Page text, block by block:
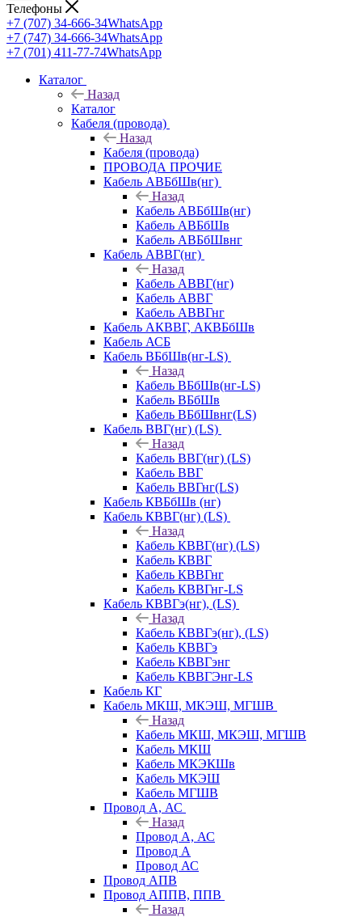
Телефоны
+7 (707) 34-666-34WhatsApp
+7 (747) 34-666-34WhatsApp
+7 (701) 411-77-74WhatsApp
Каталог
Назад
Каталог
Кабеля (провода)
Назад
Кабеля (провода)
ПРОВОДА ПРОЧИЕ
Кабель АВБбШв(нг)
Назад
Кабель АВБбШв(нг)
Кабель АВБбШв
Кабель АВБбШвнг
Кабель АВВГ(нг)
Назад
Кабель АВВГ(нг)
Кабель АВВГ
Кабель АВВГнг
Кабель АКВВГ, АКВБбШв
Кабель АСБ
Кабель ВБбШв(нг-LS)
Назад
Кабель ВБбШв(нг-LS)
Кабель ВБбШв
Кабель ВБбШвнг(LS)
Кабель ВВГ(нг) (LS)
Назад
Кабель ВВГ(нг) (LS)
Кабель ВВГ
Кабель ВВГнг(LS)
Кабель КВБбШв (нг)
Кабель КВВГ(нг) (LS)
Назад
Кабель КВВГ(нг) (LS)
Кабель КВВГ
Кабель КВВГнг
Кабель КВВГнг-LS
Кабель КВВГэ(нг), (LS)
Назад
Кабель КВВГэ(нг), (LS)
Кабель КВВГэ
Кабель КВВГэнг
Кабель КВВГЭнг-LS
Кабель КГ
Кабель МКШ, МКЭШ, МГШВ
Назад
Кабель МКШ, МКЭШ, МГШВ
Кабель МКШ
Кабель МКЭКШв
Кабель МКЭШ
Кабель МГШВ
Провод А, АС
Назад
Провод А, АС
Провод А
Провод АС
Провод АПВ
Провод АППВ, ППВ
Назад